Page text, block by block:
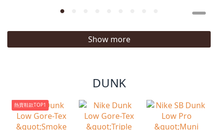
Show more
DUNK
熱賣鞋款TOP1